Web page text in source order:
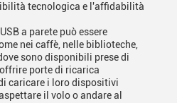
tecnologica e l'affidabilità
a parete può essere
nei caffè, nelle biblioteche,
sono disponibili prese di
porte di ricarica
caricare i loro dispositivi
il volo o andare al